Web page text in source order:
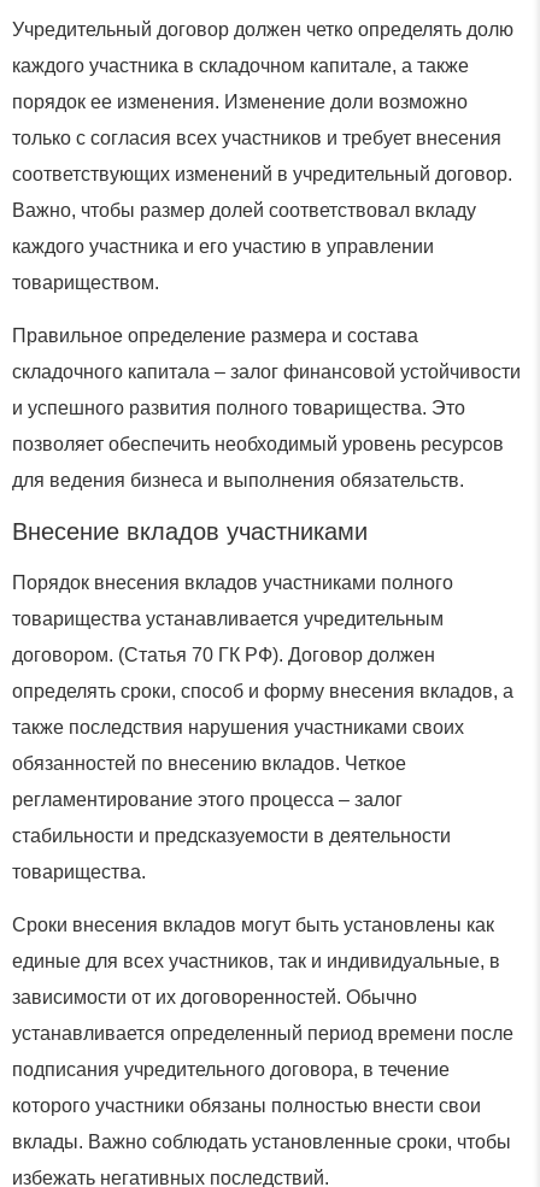
Учредительный договор должен четко определять долю
каждого участника в складочном капитале, а также
порядок ее изменения. Изменение доли возможно
только с согласия всех участников и требует внесения
соответствующих изменений в учредительный договор.
Важно, чтобы размер долей соответствовал вкладу
каждого участника и его участию в управлении
товариществом.
Правильное определение размера и состава
складочного капитала – залог финансовой устойчивости
и успешного развития полного товарищества. Это
позволяет обеспечить необходимый уровень ресурсов
для ведения бизнеса и выполнения обязательств.
Внесение вкладов участниками
Порядок внесения вкладов участниками полного
товарищества устанавливается учредительным
договором. (Статья 70 ГК РФ). Договор должен
определять сроки, способ и форму внесения вкладов, а
также последствия нарушения участниками своих
обязанностей по внесению вкладов. Четкое
регламентирование этого процесса – залог
стабильности и предсказуемости в деятельности
товарищества.
Сроки внесения вкладов могут быть установлены как
единые для всех участников, так и индивидуальные, в
зависимости от их договоренностей. Обычно
устанавливается определенный период времени после
подписания учредительного договора, в течение
которого участники обязаны полностью внести свои
вклады. Важно соблюдать установленные сроки, чтобы
избежать негативных последствий.